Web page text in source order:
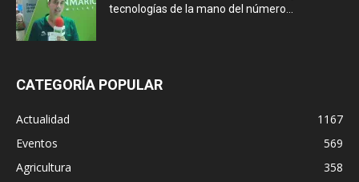
tecnologías de la mano del número...
CATEGORÍA POPULAR
Actualidad
1167
Eventos
569
Agricultura
358